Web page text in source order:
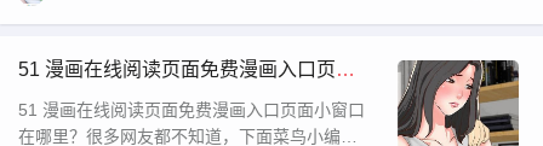
展，越来越多的动漫软件应运而生，满足了不
51 漫画在线阅读页面免费漫画入口页面
小窗口-51 漫画在线登录页面免费漫画网
页
51 漫画在线阅读页面免费漫画入口页面小窗口
在哪里？很多网友都不知道，下面菜鸟小编为